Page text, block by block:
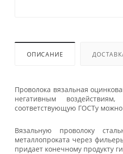
ОПИСАНИЕ
Проволока вязальная
негативным
соответствующую ГОСТу
Вязальную проволоку
металлопроката через
придает конечному продукту